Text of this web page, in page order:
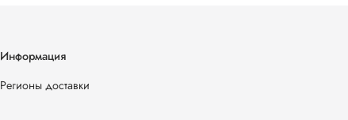
Информация
Регионы доставки